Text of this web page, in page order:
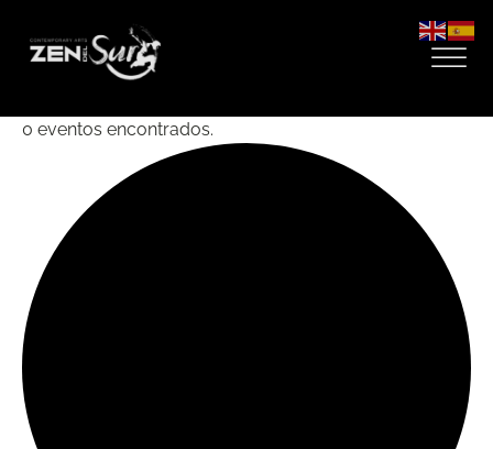
0 eventos encontrados.